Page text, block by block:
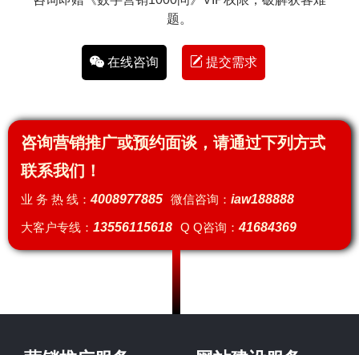
题。
在线咨询 提交需求
咨询营销推广或预约面谈，请通过下列方式
联系我们！
业 务 热 线：4008977885 微信咨询： iaw188888
大客户专线： 13556115618 Q Q咨询：41684369